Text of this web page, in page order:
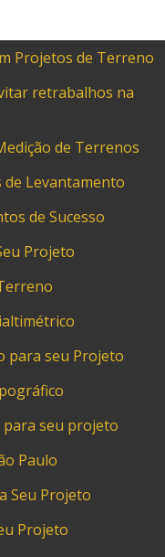
Projetos de Terreno
retrabalhos na
de Terrenos
Levantamento
de Sucesso
Projeto
para seu Projeto
seu projeto
Paulo
Seu Projeto
Projeto